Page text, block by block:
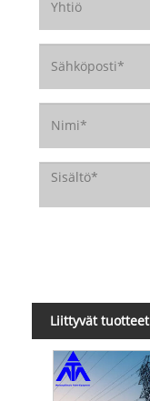
Liittyvät tuotteet